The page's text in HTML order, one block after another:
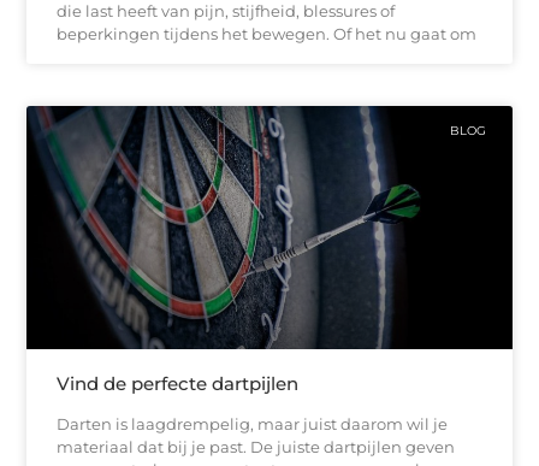
die last heeft van pijn, stijfheid, blessures of
beperkingen tijdens het bewegen. Of het nu gaat om
BLOG
Vind de perfecte dartpijlen
Darten is laagdrempelig, maar juist daarom wil je
materiaal dat bij je past. De juiste dartpijlen geven